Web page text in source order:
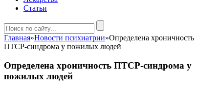
Статьи
Главная»Новости психиатрии»Определена хроничность
ПТСР-синдрома у пожилых людей
Определена хроничность ПТСР-синдрома у
пожилых людей